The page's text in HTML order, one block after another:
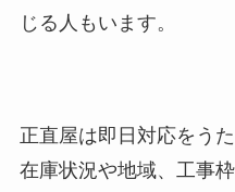
じる人もいます。
正直屋は即日対応をう
在庫状況や地域、工事